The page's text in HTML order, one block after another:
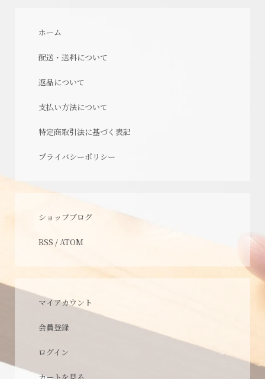
ホーム
配送・送料について
返品について
支払い方法について
特定商取引法に基づく表記
プライバシーポリシー
ショップブログ
RSS /ATOM
マイアカウント
会員登録
ログイン